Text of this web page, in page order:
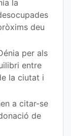
la
deu
per als
entre
la ciutat i
a citar-se
de